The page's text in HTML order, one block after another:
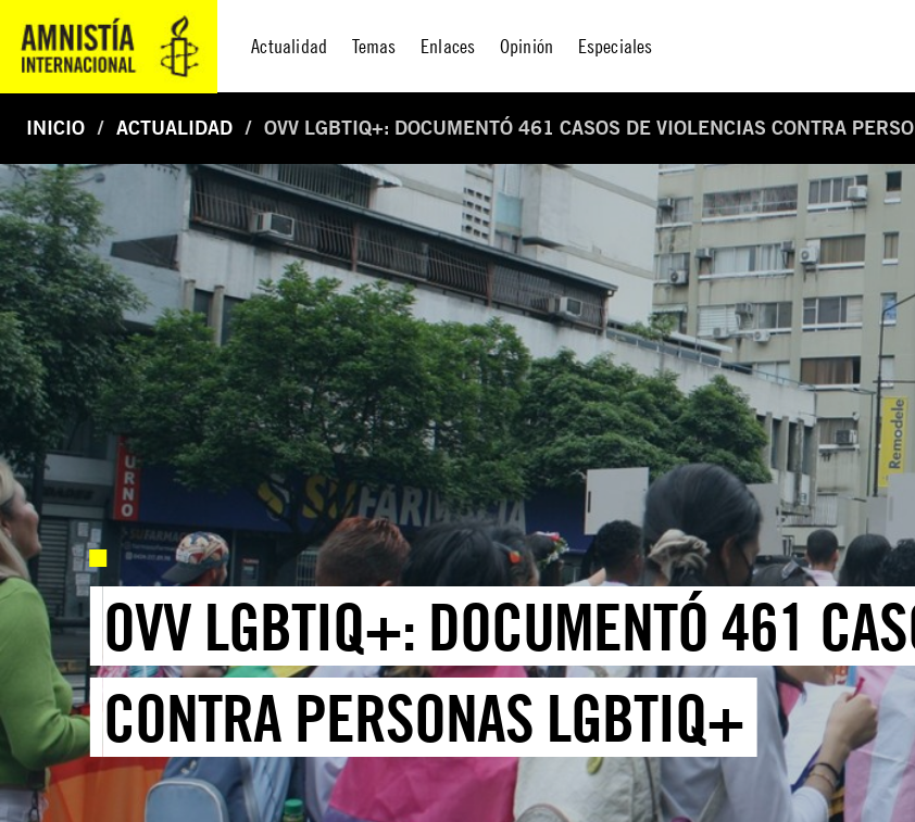
Actualidad Temas Enlaces Opinión Especiales
INICIO ACTUALIDAD OVV LGBTIQ+: DOCUMENTÓ 461 CASOS DE VIOLENCIAS CONTRA
OVV LGBTIQ+: DOCUMENTÓ 461
CONTRA PERSONAS LGBTIQ+